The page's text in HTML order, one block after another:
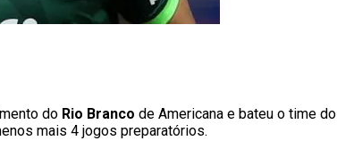
do Rio Branco de Americana e bateu o time
mais 4 jogos preparatórios.